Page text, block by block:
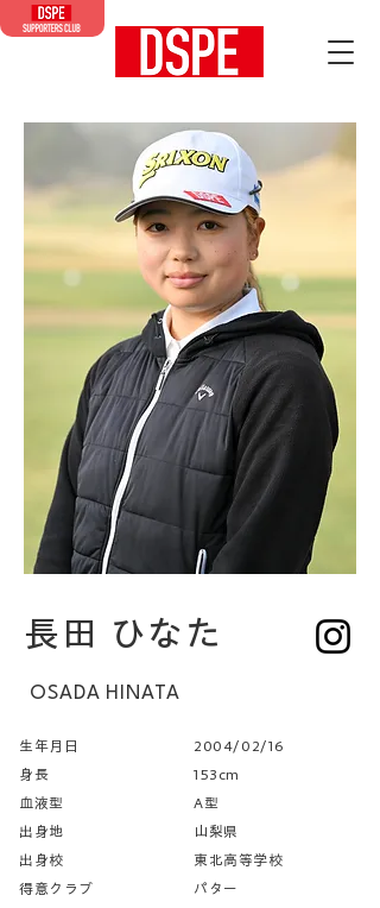
長田 ひなた
OSADA HINATA
生年月日
身長
血液型
出身地
出身校
得意クラブ
2004/02/16
153cm
A型
山梨県
東北高等学校
パター